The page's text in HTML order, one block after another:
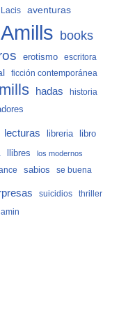
aventuras
books
erotismo escritora
ficción contemporánea
hadas historia
lecturas libreria
libro
llibres los modernos
sabios se buena
suicidios thriller